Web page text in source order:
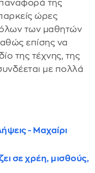
της
ώρες
όλων των μαθητών
επίσης να
της τέχνης, της
με πολλά
- Μαχαίρι
σε χρέη, μισθούς,